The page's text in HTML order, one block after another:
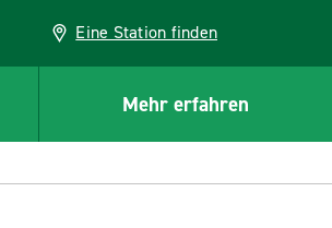
Eine Station finden
Mehr erfahren